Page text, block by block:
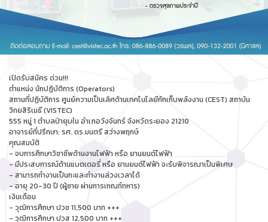
เปิดรับสมัคร ด่วน!!!
ตำแหน่ง นักปฏิบัติการ (Operators)
สถานที่ปฏิบัติการ ศูนย์ความเป็นเลิศด้านเทคโนโลยีกักเก็บพลังงาน (CEST) สถาบัน
วิทยสิริเมธี (VISTEC)
555 หมู่ 1 ตำบลป่ายุบใน อำเภอวังจันทร์ จังหวัดระยอง 21210
อาจารย์ที่ปรึกษา: รศ. ดร.มนตรี สว่างพฤกษ์
คุณสมบัติ
- จบการศึกษาวิชาชีพด้านงานไฟฟ้า หรือ ยานยนต์ไฟฟ้า
- มีประสบการณ์ด้านแบตเตอรี่ หรือ ยานยนต์ไฟฟ้า จะรับพิจารณาเป็นพิเศษ
- สามารถทำงานเป็นกะและทำงานล่วงเวลาได้
- อายุ 20-30 ปี (ผู้ชาย ผ่านการเกณฑ์ทหาร)
เงินเดือน
- วุฒิการศึกษา ปวช 11,500 บาท +++
- วุฒิการศึกษา ปวส 12,500 บาท +++